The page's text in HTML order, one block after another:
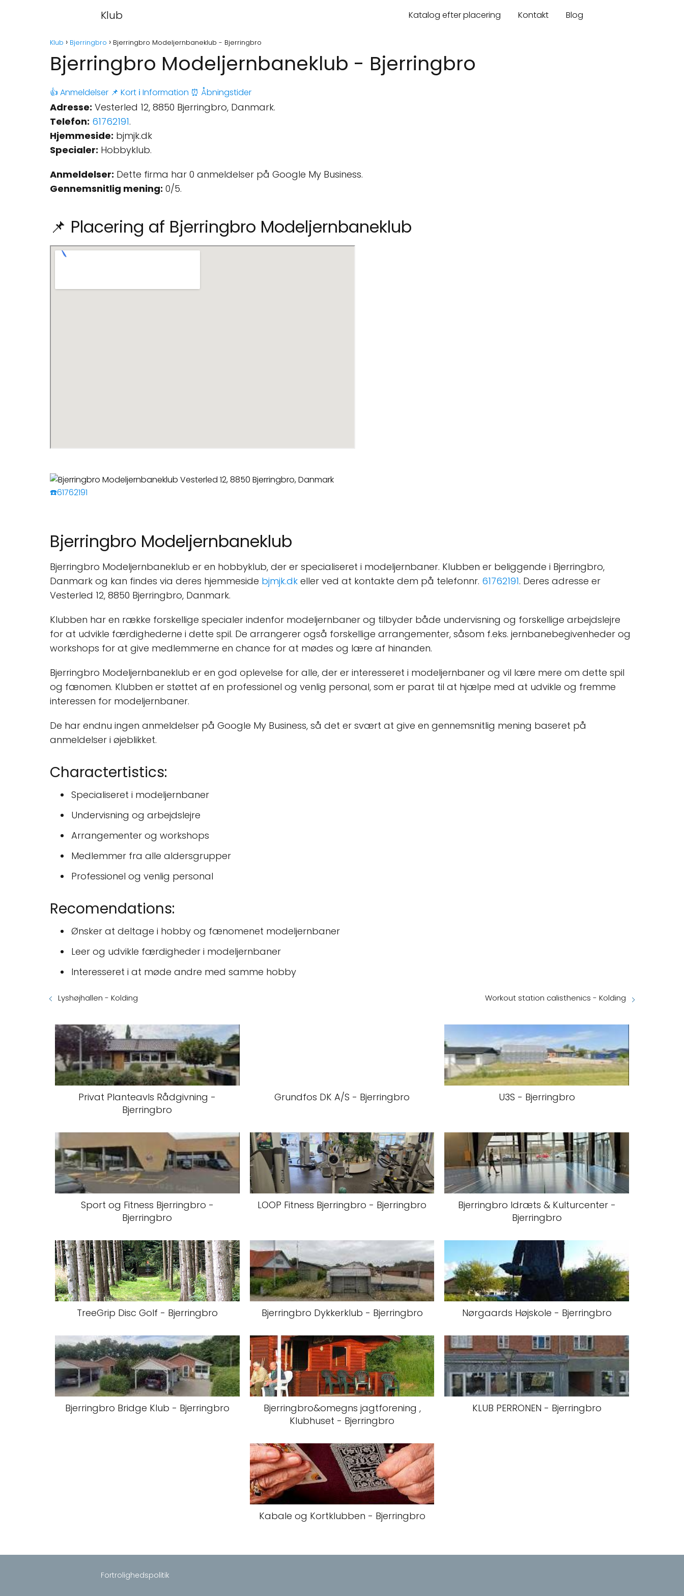
Klub Katalog efter placering Kontakt Blog
Klub Bjerringbro Bjerringbro Modeljernbaneklub - Bjerringbro
Bjerringbro Modeljernbaneklub - Bjerringbro
👍 Anmeldelser 📌 Kort ℹ️ Information ⏰ Åbningstider
Adresse: Vesterled 12, 8850 Bjerringbro, Danmark.
Telefon: 61762191.
Hjemmeside: bjmjk.dk
Specialer: Hobbyklub.
Anmeldelser: Dette firma har 0 anmeldelser på Google My Business.
Gennemsnitlig mening: 0/5.
📌 Placering af Bjerringbro Modeljernbaneklub
☎️61762191
Bjerringbro Modeljernbaneklub
Bjerringbro Modeljernbaneklub er en hobbyklub, der er specialiseret i modeljernbaner. Klubben er beliggende i Bjerringbro,
Danmark og kan findes via deres hjemmeside bjmjk.dk eller ved at kontakte dem på telefonnr. 61762191. Deres adresse er
Vesterled 12, 8850 Bjerringbro, Danmark.
Klubben har en række forskellige specialer indenfor modeljernbaner og tilbyder både undervisning og forskellige arbejdslejre
for at udvikle færdighederne i dette spil. De arrangerer også forskellige arrangementer, såsom f.eks. jernbanebegivenheder og
workshops for at give medlemmerne en chance for at mødes og lære af hinanden.
Bjerringbro Modeljernbaneklub er en god oplevelse for alle, der er interesseret i modeljernbaner og vil lære mere om dette spil
og fænomen. Klubben er støttet af en professionel og venlig personal, som er parat til at hjælpe med at udvikle og fremme
interessen for modeljernbaner.
De har endnu ingen anmeldelser på Google My Business, så det er svært at give en gennemsnitlig mening baseret på
anmeldelser i øjeblikket.
Charactertistics:
Specialiseret i modeljernbaner
Undervisning og arbejdslejre
Arrangementer og workshops
Medlemmer fra alle aldersgrupper
Professionel og venlig personal
Recomendations:
Ønsker at deltage i hobby og fænomenet modeljernbaner
Leer og udvikle færdigheder i modeljernbaner
Interesseret i at møde andre med samme hobby
Lyshøjhallen - Kolding Workout station calisthenics - Kolding
Privat Planteavls Rådgivning -
Bjerringbro
Grundfos DK A/S - Bjerringbro U3S - Bjerringbro
Sport og Fitness Bjerringbro -
Bjerringbro
LOOP Fitness Bjerringbro - Bjerringbro
Bjerringbro Idræts & Kulturcenter -
Bjerringbro
TreeGrip Disc Golf - Bjerringbro Bjerringbro Dykkerklub - Bjerringbro Nørgaards Højskole - Bjerringbro
Bjerringbro Bridge Klub - Bjerringbro
Bjerringbro&omegns jagtforening ,
Klubhuset - Bjerringbro
KLUB PERRONEN - Bjerringbro
Kabale og Kortklubben - Bjerringbro
Fortrolighedspolitik